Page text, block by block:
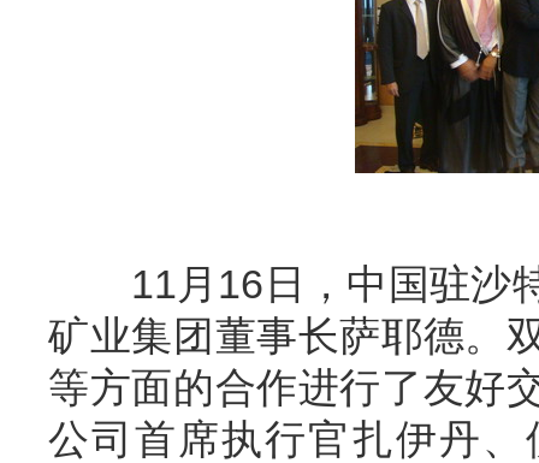
11月16日，中国驻沙特
矿业集团董事长萨耶德。
等方面的合作进行了友好
公司首席执行官扎伊丹